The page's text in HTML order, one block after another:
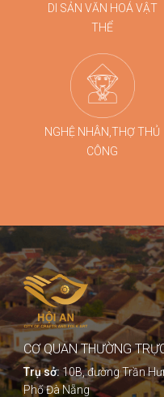
DI SẢN VĂN HOÁ VẬT
THỂ
NGHỆ NHÂN,THỢ THỦ
CÔNG
CƠ QUAN THƯỜNG
Trụ sở: 10B, đường Trần
Phố Đà Nẵng